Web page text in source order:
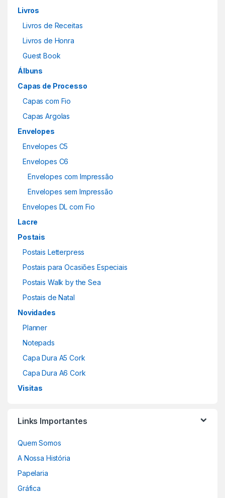
Livros
Livros de Receitas
Livros de Honra
Guest Book
Álbuns
Capas de Processo
Capas com Fio
Capas Argolas
Envelopes
Envelopes C5
Envelopes C6
Envelopes com Impressão
Envelopes sem Impressão
Envelopes DL com Fio
Lacre
Postais
Postais Letterpress
Postais para Ocasiões Especiais
Postais Walk by the Sea
Postais de Natal
Novidades
Planner
Notepads
Capa Dura A5 Cork
Capa Dura A6 Cork
Visitas
Links Importantes
Quem Somos
A Nossa História
Papelaria
Gráfica